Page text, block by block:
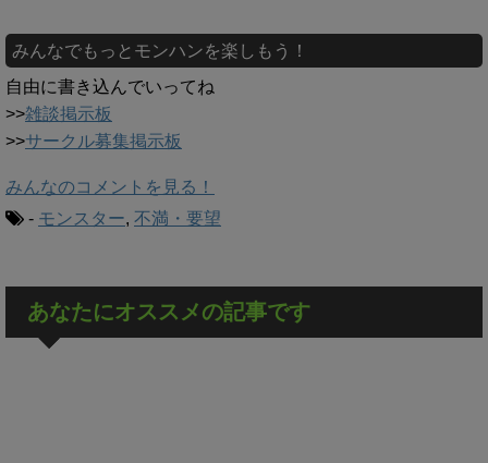
みんなでもっとモンハンを楽しもう！
自由に書き込んでいってね
>>雑談掲示板
>>サークル募集掲示板
みんなのコメントを見る！
- モンスター, 不満・要望
あなたにオススメの記事です